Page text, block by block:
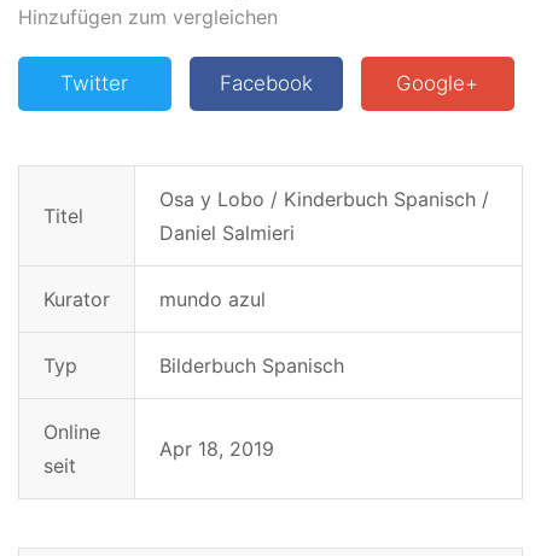
Hinzufügen zum vergleichen
Twitter Facebook Google+
Titel
Osa y Lobo / Kinderbuch Spanisch /
Daniel Salmieri
Kurator mundo azul
Typ Bilderbuch Spanisch
Online
seit
Apr 18, 2019